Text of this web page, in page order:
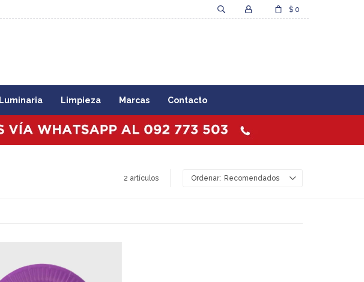
Luminaria Limpieza Marcas Contacto
$ 0
2 artículos Recomendados